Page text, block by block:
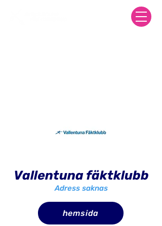
Vallentuna fäktklubb
Adress saknas
hemsida